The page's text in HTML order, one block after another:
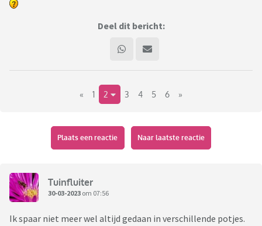
Deel dit bericht:
« 1 2 3 4 5 6 »
Plaats een reactie Naar laatste reactie
Tuinfluiter
30-03-2023 om 07:56
Ik spaar niet meer wel altijd gedaan in verschillende potjes.